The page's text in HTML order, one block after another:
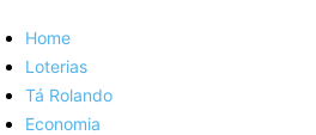
Home
Loterias
Tá Rolando
Economia